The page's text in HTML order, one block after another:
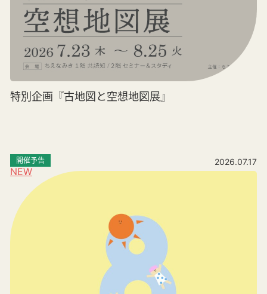
特別企画『古地図と空想地図展』
NEW
開催予告 2026.07.17